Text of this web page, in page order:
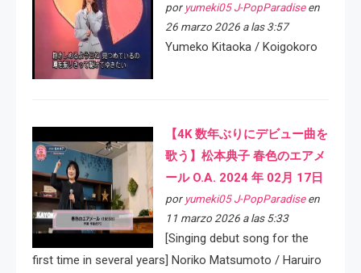
por yumeki05 J-PopParadiseen
26 marzo 2026 a las 3:57
Yumeko Kitaoka / Koigokoro
【4K 数年ぶりにデビュー曲を
歌う】松本典子 春色のエアメ
ール O.A. 2024 年 02月 17日
por yumeki05 J-PopParadiseen
11 marzo 2026 a las 5:33
[Singing debut song for the
first time in several years] Noriko Matsumoto / Haruiro